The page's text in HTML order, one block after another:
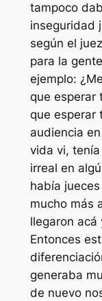
tampoco
inseguridad
según el
para la
ejemplo:
que esperar
que esperar
audiencia
vida vi,
irreal en
había
mucho más
llegaron acá
Entonces
generaba
de nuevo